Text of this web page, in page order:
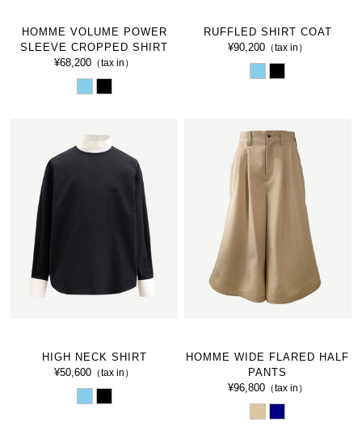
HOMME VOLUME POWER
SLEEVE CROPPED SHIRT
¥68,200 （tax in）
RUFFLED SHIRT COAT
¥90,200（tax in）
HIGH NECK SHIRT
¥50,600 （tax in）
HOMME WIDE FLARED HALF
PANTS
¥96,800（tax in）